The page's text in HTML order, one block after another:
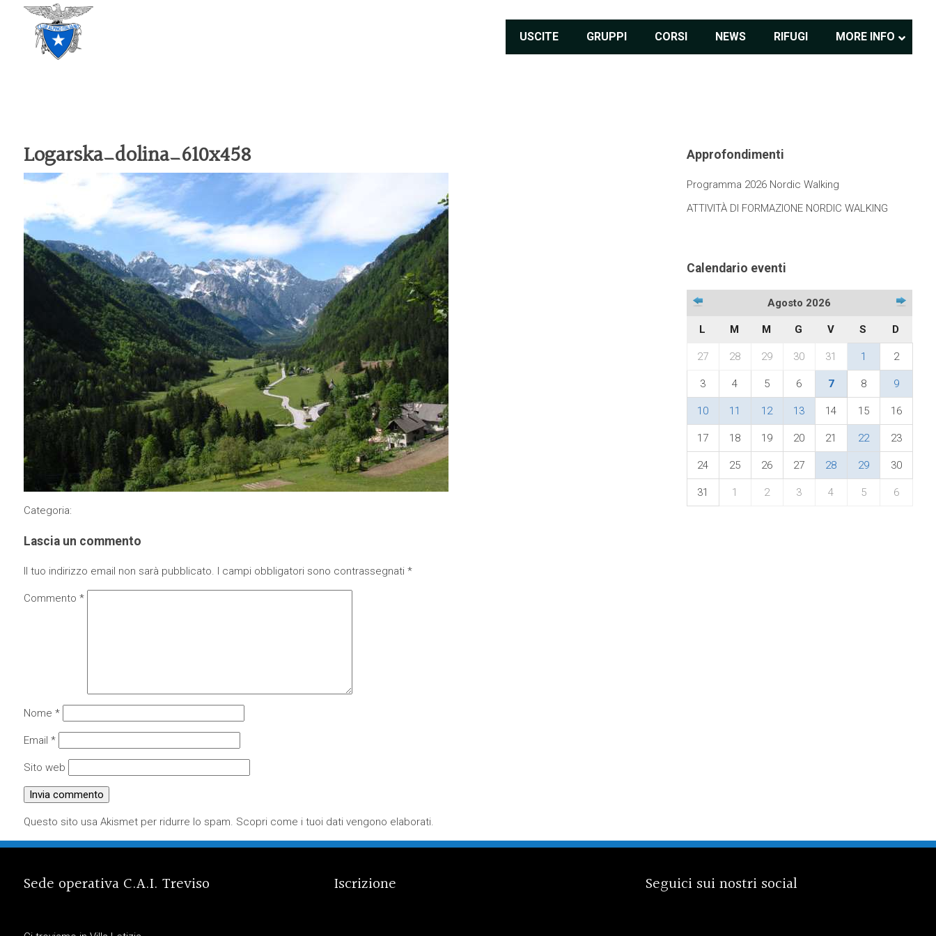
USCITE GRUPPI CORSI NEWS RIFUGI MORE INFO
Logarska_dolina_610x458
Categoria:
Lascia un commento
Il tuo indirizzo email non sarà pubblicato. I campi obbligatori sono contrassegnati *
Commento *
Nome *
Email *
Sito web
Questo sito usa Akismet per ridurre lo spam. Scopri come i tuoi dati vengono elaborati.
Approfondimenti
Programma 2026 Nordic Walking
ATTIVITÀ DI FORMAZIONE NORDIC WALKING
Calendario eventi
Agosto 2026
L M M G V S D
27 28 29 30 31 1 2
3 4 5 6 7 8 9
10 11 12 13 14 15 16
17 18 19 20 21 22 23
24 25 26 27 28 29 30
31 1 2 3 4 5 6
Sede operativa C.A.I. Treviso Iscrizione Seguici sui nostri social